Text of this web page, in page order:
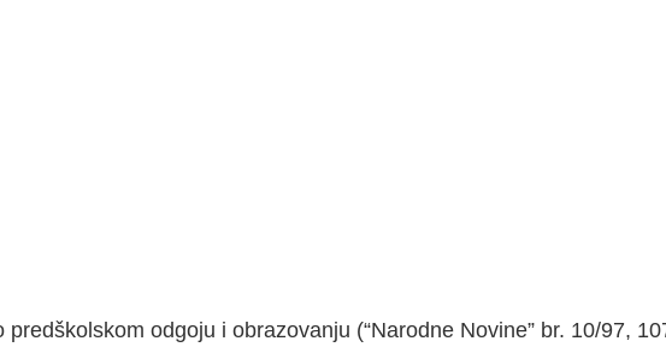
odgoju i obrazovanju (“Narodne Novine” br. 10/97,